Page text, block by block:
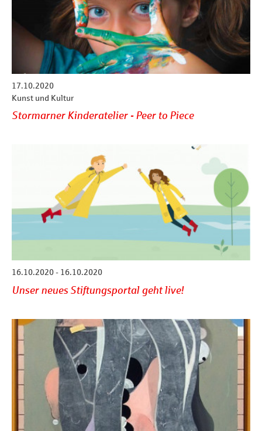
17.10.2020
Kunst und Kultur
Stormarner Kinderatelier - Peer to Piece
16.10.2020 - 16.10.2020
Unser neues Stiftungsportal geht live!